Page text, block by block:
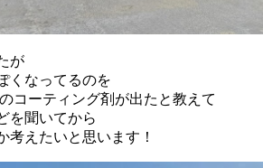
が
くなってるのを
コーティング剤が出たと教えて
を聞いてから
考えたいと思います！